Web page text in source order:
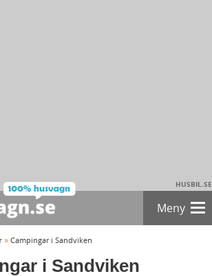
HUSBIL.SE
Meny
» Campingar i Sandviken
i Sandviken